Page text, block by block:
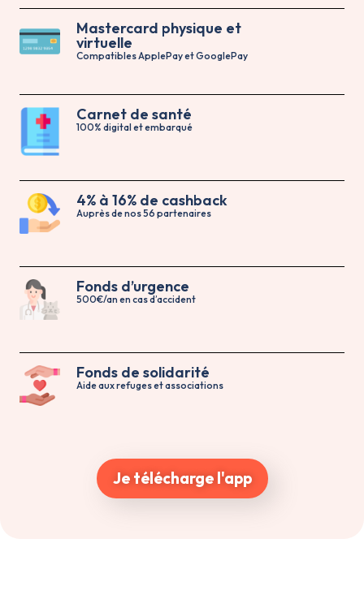
Mastercard physique et
virtuelle
Compatibles ApplePay et GooglePay
Carnet de santé
100% digital et embarqué
4% à 16% de cashback
Auprès de nos 56 partenaires
Fonds d’urgence
500€/an en cas d’accident
Fonds de solidarité
Aide aux refuges et associations
Je télécharge l'app